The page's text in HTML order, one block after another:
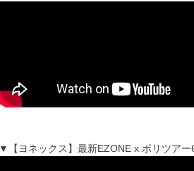
▼【ヨネックス】最新EZONE x ポリツア